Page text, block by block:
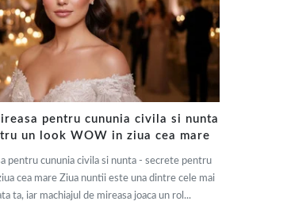
pentru cununia civila si nunta
un look WOW in ziua cea mare
pentru cununia civila si nunta - secrete pentru
cea mare Ziua nuntii este una dintre cele mai
ta, iar machiajul de mireasa joaca un rol...